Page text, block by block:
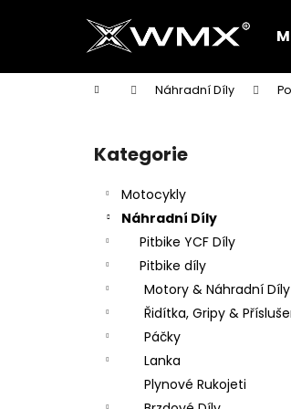
Domů Náhradní Díly
Přeskočit
kategorie
Kategorie
Motocykly
Náhradní Díly
Pitbike YCF Díly
Pitbike díly
Motory & Náhradní Díly
Řidítka, Gripy &
Páčky
Lanka
Plynové Rukojeti
í
Zpět
do
Zpět
do